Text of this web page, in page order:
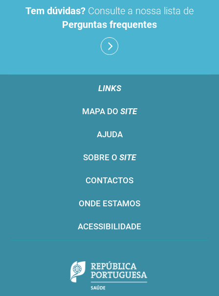
Tem dúvidas? Consulte a nossa lista de
Perguntas frequentes
LINKS
MAPA DO SITE
AJUDA
SOBRE O SITE
CONTACTOS
ONDE ESTAMOS
ACESSIBILIDADE